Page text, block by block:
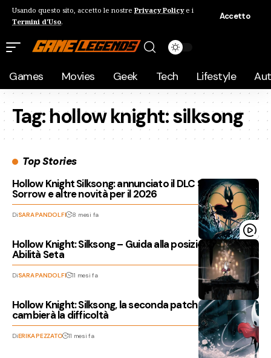
Usando questo sito, accetto le nostre Privacy Policye i
Termini d'Uso.
Accetto
Games Movies Geek Tech Lifestyle
Tag:hollow knight: silksong
Top Stories
Hollow Knight Silksong: annunciato il DLC Sea of
Sorrow e altre novità per il 2026
DiSARA PANDOLFI 8 mesi fa
Hollow Knight: Silksong – Guida alla posizione delle
Abilità Seta
DiSARA PANDOLFI 11 mesi fa
Hollow Knight: Silksong, la seconda patch non
cambierà la difficoltà
DiERIKA PEZZATO 11 mesi fa